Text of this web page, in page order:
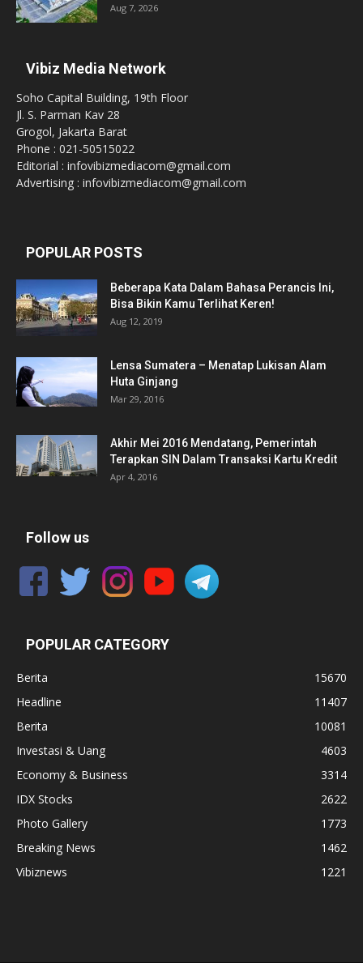
Aug 7, 2026
Vibiz Media Network
Soho Capital Building, 19th Floor
Jl. S. Parman Kav 28
Grogol, Jakarta Barat
Phone : 021-50515022
Editorial : infovibizmediacom@gmail.com
Advertising : infovibizmediacom@gmail.com
POPULAR POSTS
Beberapa Kata Dalam Bahasa Perancis Ini,
Bisa Bikin Kamu Terlihat Keren!
Aug 12, 2019
Lensa Sumatera – Menatap Lukisan Alam
Huta Ginjang
Mar 29, 2016
Akhir Mei 2016 Mendatang, Pemerintah
Terapkan SIN Dalam Transaksi Kartu Kredit
Apr 4, 2016
Follow us
POPULAR CATEGORY
Berita
15670
Headline
11407
Berita
10081
Investasi & Uang
4603
Economy & Business
3314
IDX Stocks
2622
Photo Gallery
1773
Breaking News
1462
Vibiznews
1221